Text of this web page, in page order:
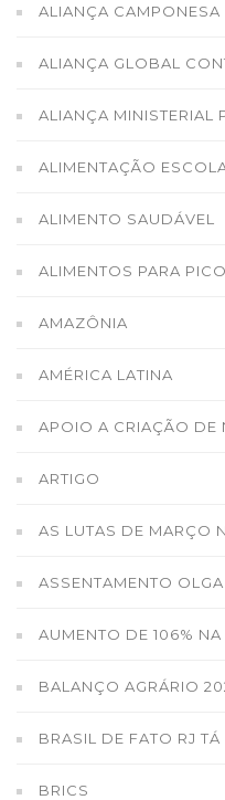
ALIANÇA CAMPONESA
ALIANÇA GLOBAL
ALIANÇA MINISTERIAL
ALIMENTAÇÃO
ALIMENTO SAUDÁVEL
ALIMENTOS PARA
AMAZÔNIA
AMÉRICA LATINA
APOIO A CRIAÇÃO DE
ARTIGO
AS LUTAS DE MARÇO
ASSENTAMENTO
AUMENTO DE 106% NA
BALANÇO AGRÁRIO
BRASIL DE FATO RJ TÁ
BRICS